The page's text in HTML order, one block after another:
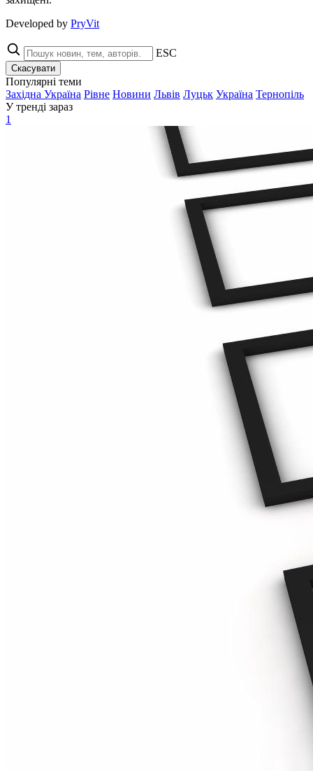
Developed by PryVit
ESC
Скасувати
Популярні теми
Західна Україна Рівне Новини Львів Луцьк Україна Тернопіль
У тренді зараз
1